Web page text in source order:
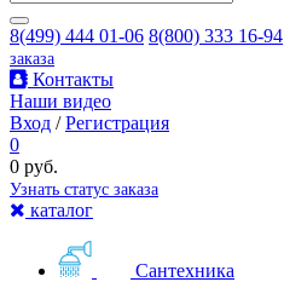
8(499) 444 01-06 8(800) 333 16-94
заказа
Контакты
Наши видео
Вход /Регистрация
0
0 руб.
Узнать статус заказа
каталог
Сантехника